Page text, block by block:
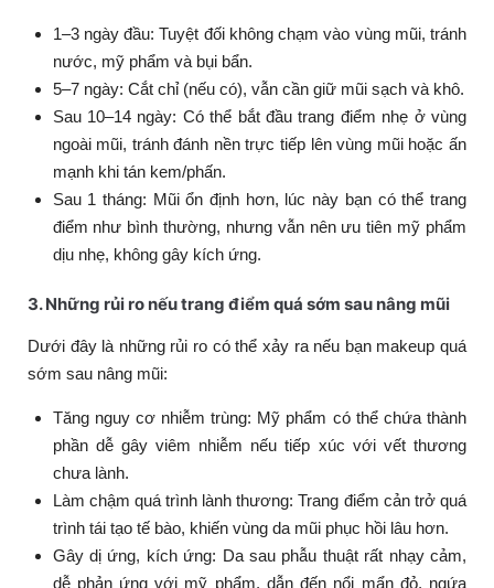
1–3 ngày đầu: Tuyệt đối không chạm vào vùng mũi, tránh
nước, mỹ phẩm và bụi bẩn.
5–7 ngày: Cắt chỉ (nếu có), vẫn cần giữ mũi sạch và khô.
Sau 10–14 ngày: Có thể bắt đầu trang điểm nhẹ ở vùng
ngoài mũi, tránh đánh nền trực tiếp lên vùng mũi hoặc ấn
mạnh khi tán kem/phấn.
Sau 1 tháng: Mũi ổn định hơn, lúc này bạn có thể trang
điểm như bình thường, nhưng vẫn nên ưu tiên mỹ phẩm
dịu nhẹ, không gây kích ứng.
3. Những rủi ro nếu trang điểm quá sớm sau nâng mũi
Dưới đây là những rủi ro có thể xảy ra nếu bạn makeup quá
sớm sau nâng mũi:
Tăng nguy cơ nhiễm trùng: Mỹ phẩm có thể chứa thành
phần dễ gây viêm nhiễm nếu tiếp xúc với vết thương
chưa lành.
Làm chậm quá trình lành thương: Trang điểm cản trở quá
trình tái tạo tế bào, khiến vùng da mũi phục hồi lâu hơn.
Gây dị ứng, kích ứng: Da sau phẫu thuật rất nhạy cảm,
dễ phản ứng với mỹ phẩm, dẫn đến nổi mẩn đỏ, ngứa